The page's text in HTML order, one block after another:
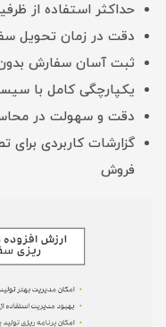
حداکثر استفاده از
دقت در زمان تحویل
ثبت آسان سفارش بدون
یکپارچگی کامل با
دقت و سهولت در
گزارشات کاربردی برای
فروش